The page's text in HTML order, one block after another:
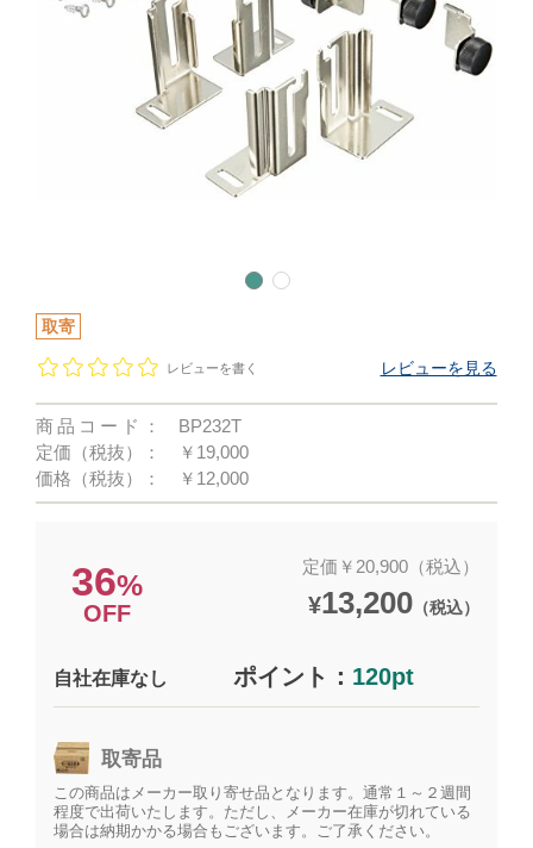
取寄
レビューを書く レビューを見る
商品コード：
BP232T
定価（税抜）：
￥19,000
価格（税抜）：
￥12,000
36%
OFF
定価￥20,900（税込）
¥13,200（税込）
自社在庫なし ポイント： 120pt
取寄品
この商品はメーカー取り寄せ品となります。通常１～２週間
程度で出荷いたします。ただし、メーカー在庫が切れている
場合は納期かかる場合もございます。ご了承ください。